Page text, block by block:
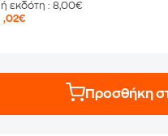
εκδότη: 8,00€
,02€
Προσθήκη